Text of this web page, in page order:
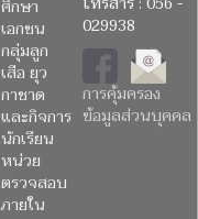
ศึกษา
เอกชน
กลุ่มลูก
เสือ ยุว
กาชาด
และกิจการ
นักเรียน
หน่วย
ตรวจสอบ
ภายใน
029938
การคุ้มครอง
ข้อมูลส่วนบุคคล